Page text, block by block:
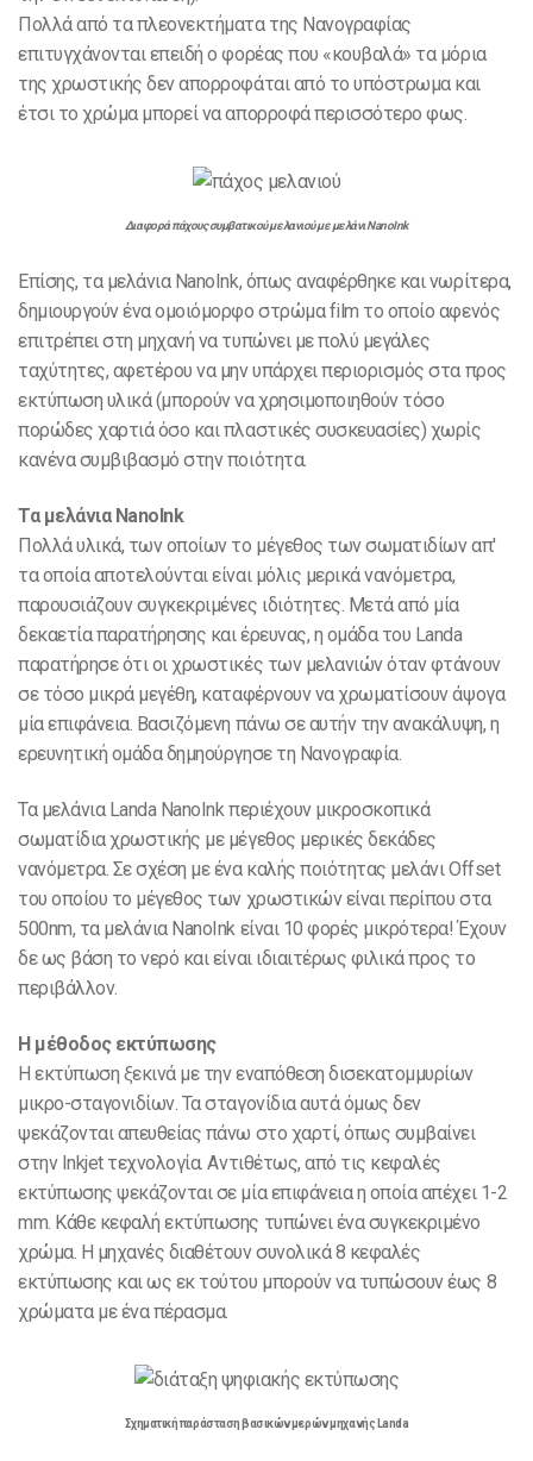
Πολλά από τα πλεονεκτήματα της Νανογραφίας
επιτυγχάνονται επειδή ο φορέας που «κουβαλά» τα μόρια
της χρωστικής δεν απορροφάται από το υπόστρωμα και
έτσι το χρώμα μπορεί να απορροφά περισσότερο φως.
Διαφορά πάχους συμβατικού μελανιού με μελάνι NanoInk
Επίσης, τα μελάνια NanoInk, όπως αναφέρθηκε και νωρίτερα,
δημιουργούν ένα ομοιόμορφο στρώμα film το οποίο αφενός
επιτρέπει στη μηχανή να τυπώνει με πολύ μεγάλες
ταχύτητες, αφετέρου να μην υπάρχει περιορισμός στα προς
εκτύπωση υλικά (μπορούν να χρησιμοποιηθούν τόσο
πορώδες χαρτιά όσο και πλαστικές συσκευασίες) χωρίς
κανένα συμβιβασμό στην ποιότητα.
Τα μελάνια NanoInk
Πολλά υλικά, των οποίων το μέγεθος των σωματιδίων απ'
τα οποία αποτελούνται είναι μόλις μερικά νανόμετρα,
παρουσιάζουν συγκεκριμένες ιδιότητες. Μετά από μία
δεκαετία παρατήρησης και έρευνας, η ομάδα του Landa
παρατήρησε ότι οι χρωστικές των μελανιών όταν φτάνουν
σε τόσο μικρά μεγέθη, καταφέρνουν να χρωματίσουν άψογα
μία επιφάνεια. Βασιζόμενη πάνω σε αυτήν την ανακάλυψη, η
ερευνητική ομάδα δημηούργησε τη Νανογραφία.
Τα μελάνια Landa NanoInk περιέχουν μικροσκοπικά
σωματίδια χρωστικής με μέγεθος μερικές δεκάδες
νανόμετρα. Σε σχέση με ένα καλής ποιότητας μελάνι Offset
του οποίου το μέγεθος των χρωστικών είναι περίπου στα
500nm, τα μελάνια NanoInk είναι 10 φορές μικρότερα! Έχουν
δε ως βάση το νερό και είναι ιδιαιτέρως φιλικά προς το
περιβάλλον.
Η μέθοδος εκτύπωσης
Η εκτύπωση ξεκινά με την εναπόθεση δισεκατομμυρίων
μικρο-σταγονιδίων. Τα σταγονίδια αυτά όμως δεν
ψεκάζονται απευθείας πάνω στο χαρτί, όπως συμβαίνει
στην Inkjet τεχνολογία. Αντιθέτως, από τις κεφαλές
εκτύπωσης ψεκάζονται σε μία επιφάνεια η οποία απέχει 1-2
mm. Κάθε κεφαλή εκτύπωσης τυπώνει ένα συγκεκριμένο
χρώμα. Η μηχανές διαθέτουν συνολικά 8 κεφαλές
εκτύπωσης και ως εκ τούτου μπορούν να τυπώσουν έως 8
χρώματα με ένα πέρασμα.
Σχηματική παράσταση βασικών μερών μηχανής Landa